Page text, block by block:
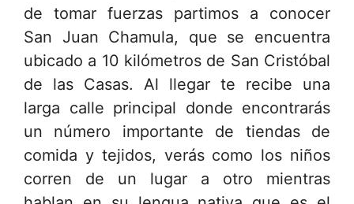
de tomar fuerzas partimos a conocer
San Juan Chamula, que se encuentra
ubicado a 10 kilómetros de San Cristóbal
de las Casas. Al llegar te recibe una
larga calle principal donde encontrarás
un número importante de tiendas de
comida y tejidos, verás como los niños
corren de un lugar a otro mientras